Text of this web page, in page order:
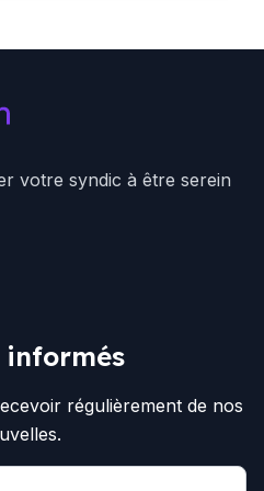
votre syndic à être serein
informés
régulièrement de nos